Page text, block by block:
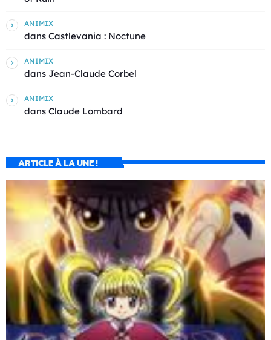
ANIMIX
dans Castlevania : Noctune
ANIMIX
dans Jean-Claude Corbel
ANIMIX
dans Claude Lombard
ARTICLE À LA UNE !